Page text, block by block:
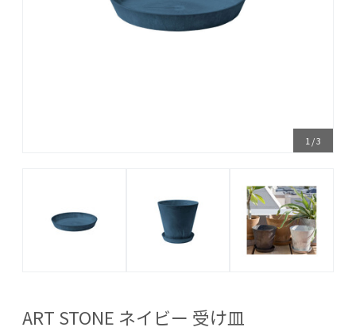
1 /3
ART STONE ネイビー 受け皿